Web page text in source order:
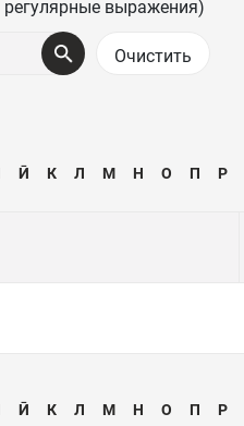
выражения)
Ӣ К Л М Н О П Р
Ӣ К Л М Н О П Р